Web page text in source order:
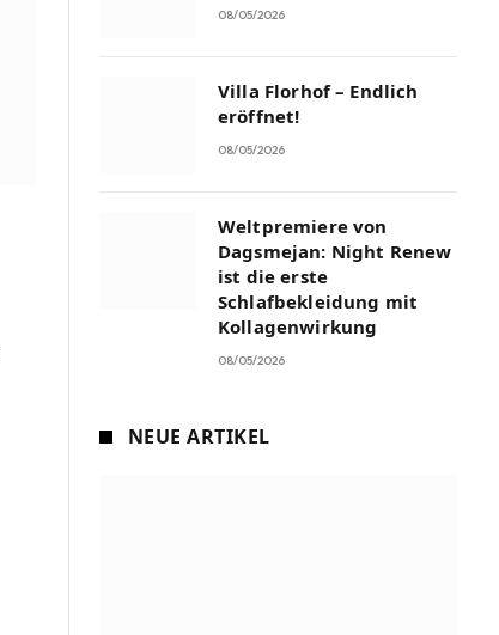
08/05/2026
Villa Florhof – Endlich
eröffnet!
08/05/2026
Weltpremiere von
Dagsmejan: Night Renew
ist die erste
Schlafbekleidung mit
Kollagenwirkung
08/05/2026
NEUE ARTIKEL